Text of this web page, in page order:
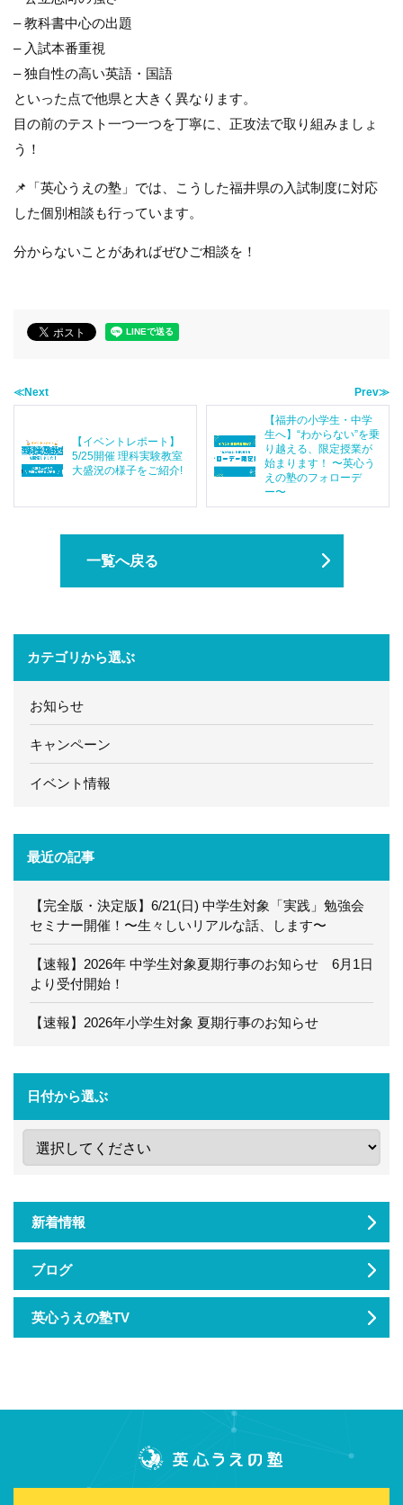
– 教科書中心の出題
– 入試本番重視
– 独自性の高い英語・国語
といった点で他県と大きく異なります。
目の前のテスト一つ一つを丁寧に、正攻法で取り組みましょ
う！
📌「英心うえの塾」では、こうした福井県の入試制度に対応
した個別相談も行っています。
分からないことがあればぜひご相談を！
≪Next
【イベントレポート】
5/25開催 理科実験教室
大盛況の様子をご紹介!
Prev≫
【福井の小学生・中学
生へ】“わからない”を乗
り越える、限定授業が
始まります！ 〜英心う
えの塾のフォローデ
ー〜
一覧へ戻る
カテゴリから選ぶ
お知らせ
キャンペーン
イベント情報
最近の記事
【完全版・決定版】6/21(日) 中学生対象「実践」勉強会
セミナー開催！〜生々しいリアルな話、します〜
【速報】2026年 中学生対象夏期行事のお知らせ 6月1日
より受付開始！
【速報】2026年小学生対象 夏期行事のお知らせ
日付から選ぶ
新着情報
ブログ
英心うえの塾TV